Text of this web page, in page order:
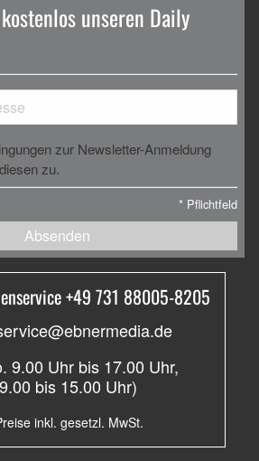
unseren Daily
zur Newsletter-Anmeldung
zu.
* Pflichtfeld
Absenden
+49 731 88005-8205
9.00 Uhr bis 17.00 Uhr,
bis 15.00 Uhr)
inkl. gesetzl. MwSt.